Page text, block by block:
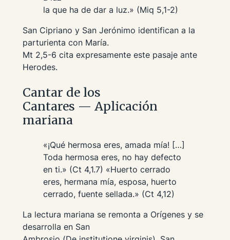
la que ha de dar a luz.» (Miq 5,1-2)
San Cipriano y San Jerónimo identifican a la
parturienta con María.
Mt 2,5-6 cita expresamente este pasaje ante
Herodes.
Cantar de los
Cantares — Aplicación
mariana
«¡Qué hermosa eres, amada mía! […]
Toda hermosa eres, no hay defecto
en ti.» (Ct 4,1.7) «Huerto cerrado
eres, hermana mía, esposa, huerto
cerrado, fuente sellada.» (Ct 4,12)
La lectura mariana se remonta a Orígenes y se
desarrolla en San